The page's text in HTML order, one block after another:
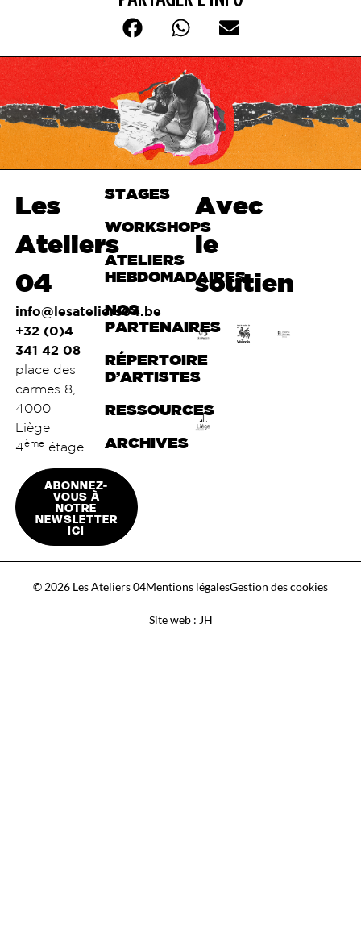
Les
Ateliers
04
info@lesateliers04.be
+32 (0)4
341 42 08
place des
carmes 8,
4000
Liège
4èmeétage
ABONNEZ-
VOUS À
NOTRE
NEWSLETTER
ICI
STAGES
WORKSHOPS
ATELIERS
HEBDOMADAIRES
NOS
PARTENAIRES
RÉPERTOIRE
D’ARTISTES
RESSOURCES
ARCHIVES
Avec
le
soutien
© 2026 Les Ateliers 04Mentions légalesGestion des cookies
Site web : JH